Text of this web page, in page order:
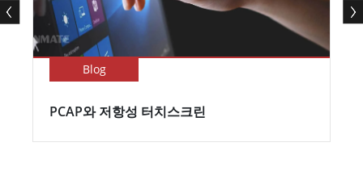
Blog
PCAP와 저항성 터치스크린